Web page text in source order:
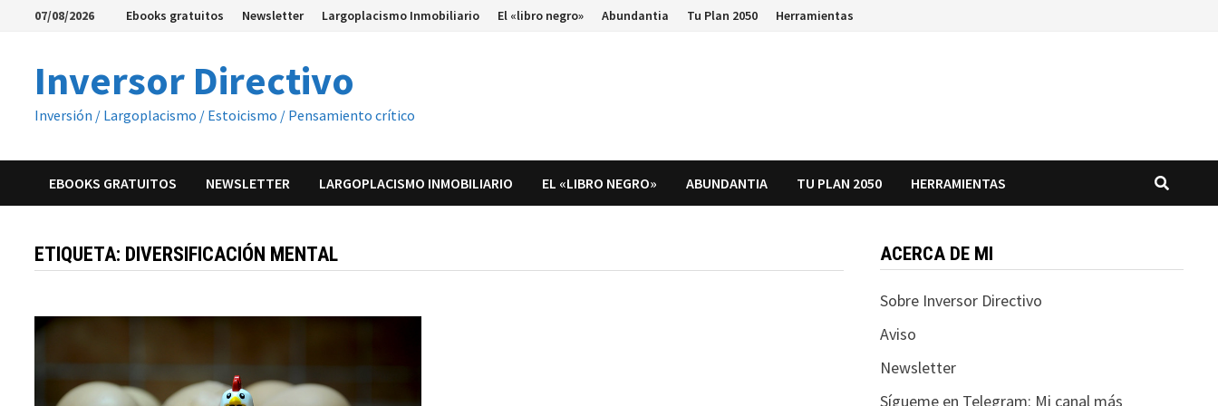
Saltar07/08/2026 Ebooks gratuitos Newsletter Largoplacismo Inmobiliario El «libro negro» Abundantia Tu Plan 2050 Herramientas
Inversor Directivo
Inversión / Largoplacismo / Estoicismo / Pensamiento crítico
EBOOKS GRATUITOS NEWSLETTER LARGOPLACISMO INMOBILIARIO EL «LIBRO NEGRO» ABUNDANTIA TU PLAN 2050 HERRAMIENTAS
ETIQUETA: DIVERSIFICACIÓN MENTAL ACERCA DE MI
Sobre Inversor Directivo
Aviso
Newsletter
Sígueme en Telegram: Mi canal más